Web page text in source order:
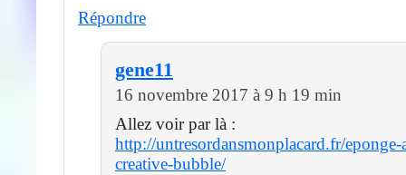
Répondre
gene11
16 novembre 2017 à 9 h 19 min
Allez voir par là :
http://untresordansmonplacard.fr/eponge-
creative-bubble/